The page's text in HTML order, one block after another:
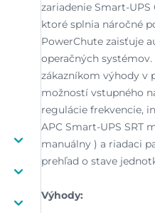
zariadenie Smart-
ktoré splnia náročné
PowerChute zaisťuje
operačných
zákazníkom výhody v
možností vstupného
regulácie frekvencie,
APC Smart-UPS SRT
manuálny ) a riadaci
prehľad o stave
Výhody: